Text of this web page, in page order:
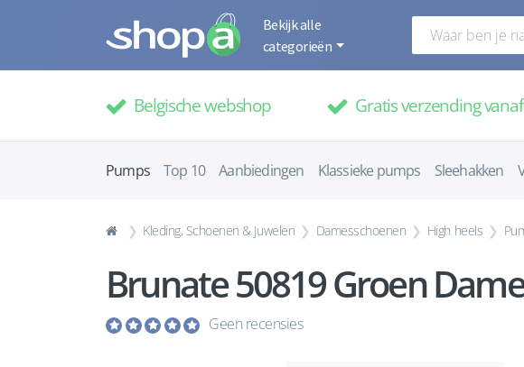
Bekijk alle
categorieën
Belgische webshop Gratis verzending
Pumps Top 10 Aanbiedingen Klassieke pumps Sleehakken
Kleding, Schoenen & Juwelen Damesschoenen High heels
Brunate 50819 Groen
Geen recensies